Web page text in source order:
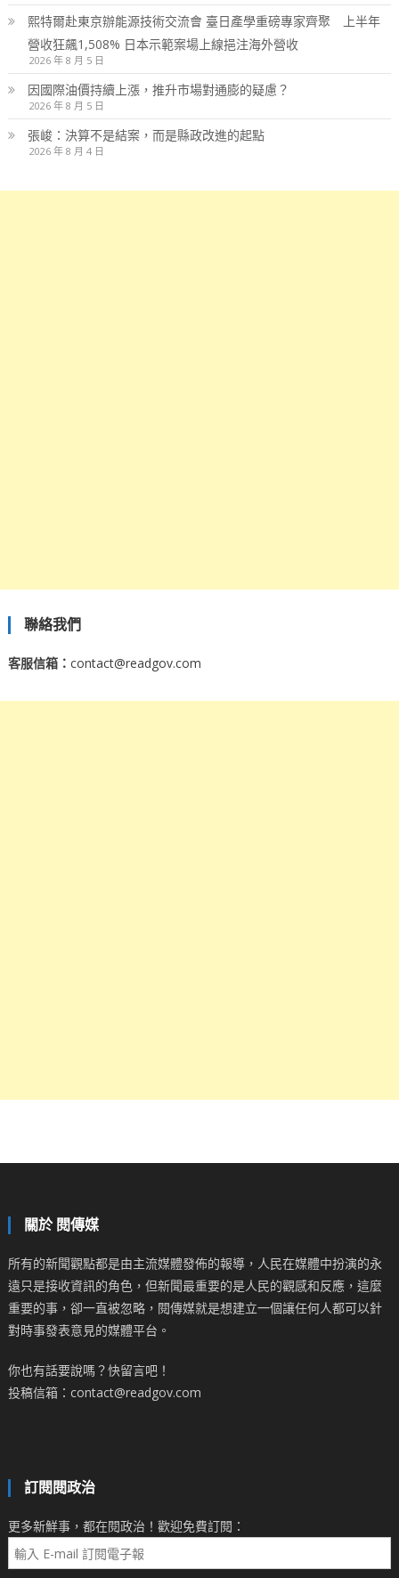
熙特爾赴東京辦能源技術交流會 臺日產學重磅專家齊聚 上半年
營收狂飆1,508% 日本示範案場上線挹注海外營收
2026 年 8 月 5 日
因國際油價持續上漲，推升市場對通膨的疑慮？
2026 年 8 月 5 日
張峻：決算不是結案，而是縣政改進的起點
2026 年 8 月 4 日
聯絡我們
客服信箱： contact@readgov.com
關於 閱傳媒
所有的新聞觀點都是由主流媒體發佈的報導，人民在媒體中扮演的永
遠只是接收資訊的角色，但新聞最重要的是人民的觀感和反應，這麼
重要的事，卻一直被忽略，閱傳媒就是想建立一個讓任何人都可以針
對時事發表意見的媒體平台。
你也有話要說嗎？快留言吧！
投稿信箱：contact@readgov.com
訂閱閱政治
更多新鮮事，都在閱政治！歡迎免費訂閱：